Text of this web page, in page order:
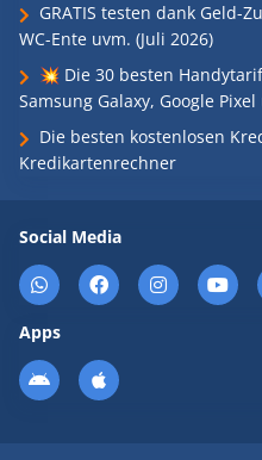
GRATIS testen dank Geld-
WC-Ente uvm. (Juli 2026)
💥 Die 30 besten
Samsung Galaxy, Google
Die besten kostenlosen
Kredikartenrechner
Social Media
Apps